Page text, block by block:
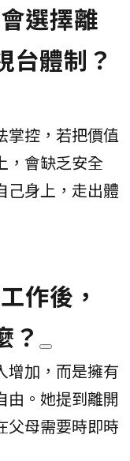
選擇離
台體制？
掌控，若把價值
，會缺乏安全
己身上，走出體
作後，
？
增加，而是擁有
由。她提到離開
父母需要時即時